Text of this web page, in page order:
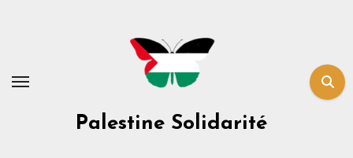
Palestine Solidarité